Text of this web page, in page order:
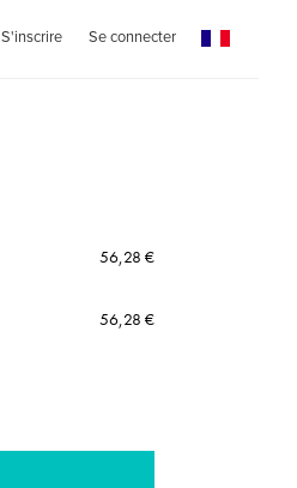
S'inscrire Se connecter
56,28 €
56,28 €